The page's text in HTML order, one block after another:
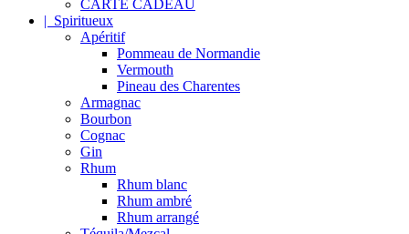
CARTE CADEAU
| Spiritueux
Apéritif
Pommeau de Normandie
Vermouth
Pineau des Charentes
Armagnac
Bourbon
Cognac
Gin
Rhum
Rhum blanc
Rhum ambré
Rhum arrangé